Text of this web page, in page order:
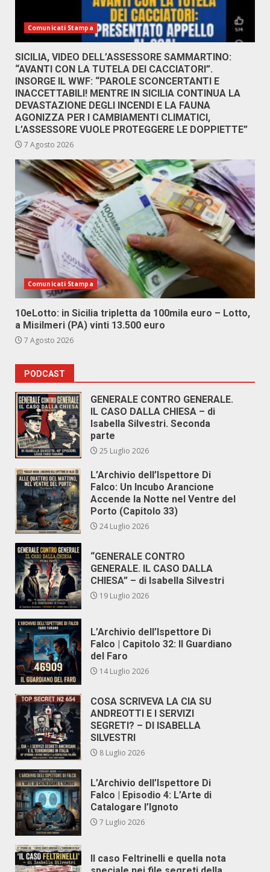
Comunicati Stampa
SICILIA, VIDEO DELL’ASSESSORE SAMMARTINO:
“AVANTI CON LA TUTELA DEI CACCIATORI”.
INSORGE IL WWF: “PAROLE SCONCERTANTI E
INACCETTABILI! MENTRE IN SICILIA CONTINUA LA
DEVASTAZIONE DEGLI INCENDI E LA FAUNA
AGONIZZA PER I CAMBIAMENTI CLIMATICI,
L’ASSESSORE VUOLE PROTEGGERE LE DOPPIETTE”
7 Agosto 2026
Comunicati Stampa
10eLotto: in Sicilia tripletta da 100mila euro – Lotto,
a Misilmeri (PA) vinti 13.500 euro
7 Agosto 2026
PODCAST
GENERALE CONTRO GENERALE.
IL CASO DALLA CHIESA – di
Isabella Silvestri. Seconda
parte
25 Luglio 2026
L’Archivio dell’Ispettore Di
Falco: Un Incubo Arancione
Accende la Notte nel Ventre del
Porto (Capitolo 33)
24 Luglio 2026
“GENERALE CONTRO
GENERALE. IL CASO DALLA
CHIESA” – di Isabella Silvestri
19 Luglio 2026
L’Archivio dell’Ispettore Di
Falco | Capitolo 32: Il Guardiano
del Faro
14 Luglio 2026
COSA SCRIVEVA LA CIA SU
ANDREOTTI E I SERVIZI
SEGRETI? – DI ISABELLA
SILVESTRI
8 Luglio 2026
L’Archivio dell’Ispettore Di
Falco | Episodio 4: L’Arte di
Catalogare l’Ignoto
7 Luglio 2026
Il caso Feltrinelli e quella nota